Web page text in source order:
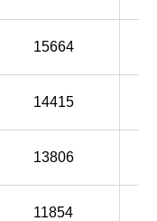
15664
14415
13806
11854